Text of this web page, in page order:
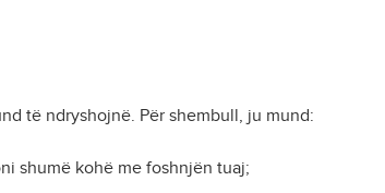
të ndryshojnë. Për shembull, ju mund:
shumë kohë me foshnjën tuaj;